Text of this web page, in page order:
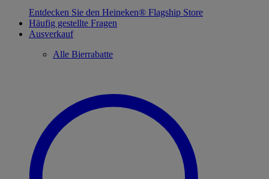
Entdecken Sie den Heineken® Flagship Store
Häufig gestellte Fragen
Ausverkauf
Alle Bierrabatte